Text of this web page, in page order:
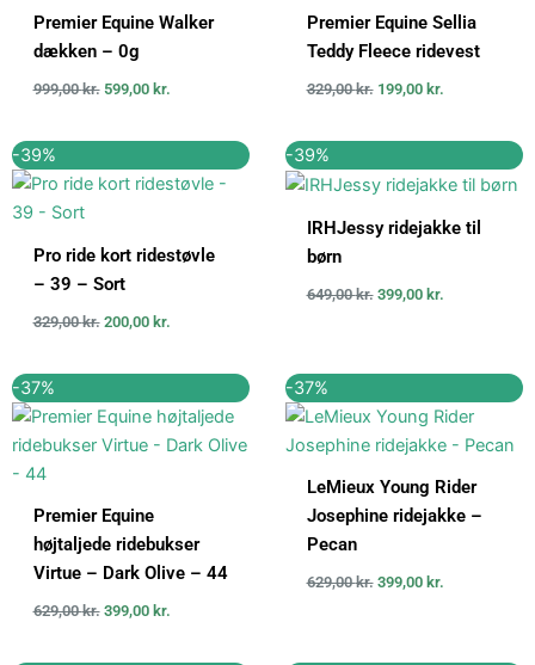
Premier Equine Walker
dækken – 0g
999,00kr. 599,00 kr.
Premier Equine Sellia
Teddy Fleece ridevest
329,00kr. 199,00 kr.
-39%
Pro ride kort ridestøvle
– 39 – Sort
329,00kr.
oprindelige
pris
200,00 kr.
aktuelle
pris
-39%
IRHJessy ridejakke til
børn
649,00kr.
oprindelige
pris
649,00 kr..
399,00 kr.
aktuelle
pris
399,00 kr..
-37%
Premier Equine
højtaljede ridebukser
Virtue – Dark Olive – 44
629,00kr.
oprindelige
pris
var:
399,00 kr.
aktuelle
pris
er:
-37%
LeMieux Young Rider
Josephine ridejakke –
Pecan
629,00kr.
oprindelige
pris
var:
399,00 kr.
aktuelle
pris
er: